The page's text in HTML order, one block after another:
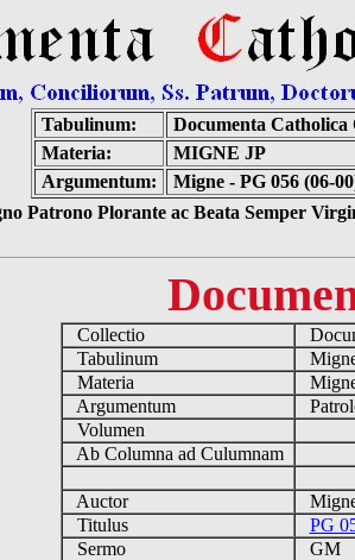
Tabulinum:
Documenta Catholica
Materia:
MIGNE JP
Argumentum:
Migne - PG 056 (06-
Patrono Plorante ac Beata Semper
Collectio
Tabulinum
Materia
Argumentum
Volumen
Ab Columna ad Culumnam
Auctor
Titulus
PG
Sermo
GM